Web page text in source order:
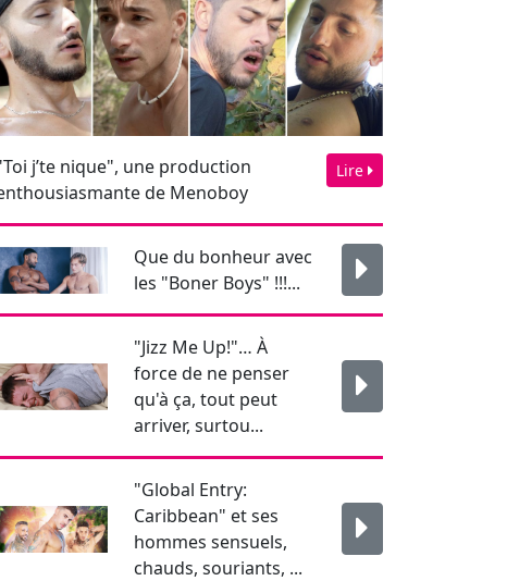
Que du bonheur avec
les "Boner Boys" !!!...
"Jizz Me Up!"… À
force de ne penser
qu'à ça, tout peut
"Global Entry:
hommes sensuels,
chauds, souriants, ...
Newsletter
m'abonne !